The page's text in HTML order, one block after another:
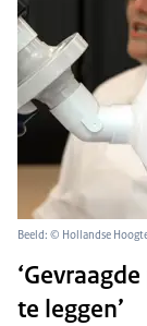
Beeld: © Hollandse
te leggen’